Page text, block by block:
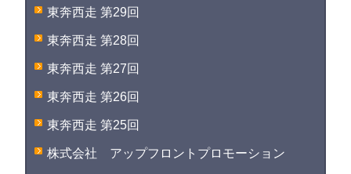
東奔西走 第29回
東奔西走 第28回
東奔西走 第27回
東奔西走 第26回
東奔西走 第25回
株式会社 アップフロントプロモーション